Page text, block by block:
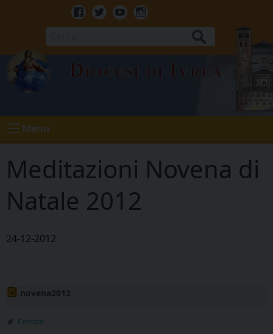
Facebook
TwitterYoutubeInstagram
Diocesi di Ivrea
Menu
Meditazioni Novena di
Natale 2012
24-12-2012
novena2012
Cerrato